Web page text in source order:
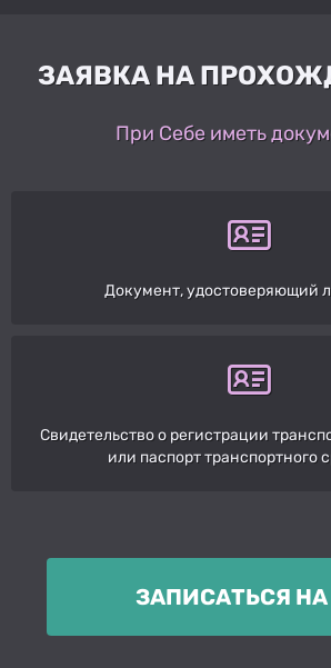
ЗАЯВКА НА
При Себе иметь
Документ, удостоверяющий
Свидетельство о регистрации
или паспорт транспортного
ЗАПИСАТЬСЯ НА